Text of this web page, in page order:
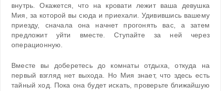
внутрь. Окажется, что на кровати лежит ваша девушка
Мия, за которой вы сюда и приехали. Удивившись вашему
приезду, сначала она начнет прогонять вас, а затем
предложит уйти вместе. Ступайте за ней через
операционную.
Вместе вы доберетесь до комнаты отдыха, откуда на
первый взгляд нет выхода. Но Мия знает, что здесь есть
тайный ход. Пока она будет искать, проверьте ближайшую